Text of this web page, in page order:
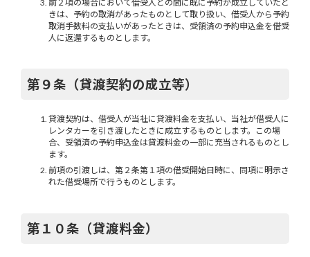
前２項の場合において借受人との間に既に予約が成立していたと
きは、予約の取消があったものとして取り扱い、借受人から予約
取消手数料の支払いがあったときは、受領済の予約申込金を借受
人に返還するものとします。
第９条（貸渡契約の成立等）
貸渡契約は、借受人が当社に貸渡料金を支払い、当社が借受人に
レンタカーを引き渡したときに成立するものとします。この場
合、受領済の予約申込金は貸渡料金の一部に充当されるものとし
ます。
前項の引渡しは、第２条第１項の借受開始日時に、同項に明示さ
れた借受場所で行うものとします。
第１０条（貸渡料金）